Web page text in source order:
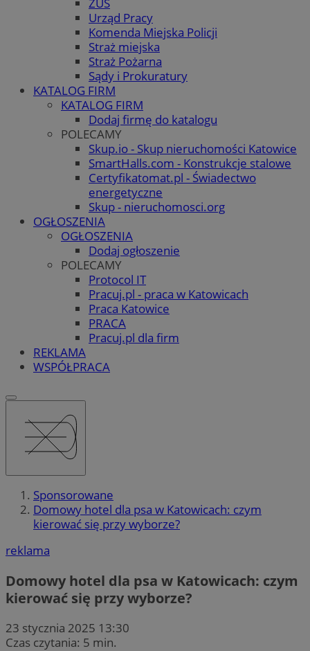
Urząd Pracy
Komenda Miejska Policji
Straż miejska
Straż Pożarna
Sądy i Prokuratury
KATALOG FIRM
KATALOG FIRM
Dodaj firmę do katalogu
POLECAMY
Skup.io - Skup nieruchomości Katowice
SmartHalls.com - Konstrukcje stalowe
Certyfikatomat.pl - Świadectwo
energetyczne
Skup - nieruchomosci.org
OGŁOSZENIA
OGŁOSZENIA
Dodaj ogłoszenie
POLECAMY
Protocol IT
Pracuj.pl - praca w Katowicach
Praca Katowice
PRACA
Pracuj.pl dla firm
REKLAMA
WSPÓŁPRACA
Sponsorowane
Domowy hotel dla psa w Katowicach: czym
kierować się przy wyborze?
reklama
Domowy hotel dla psa w Katowicach: czym
kierować się przy wyborze?
23 stycznia 2025 13:30
Czas czytania: 5 min.